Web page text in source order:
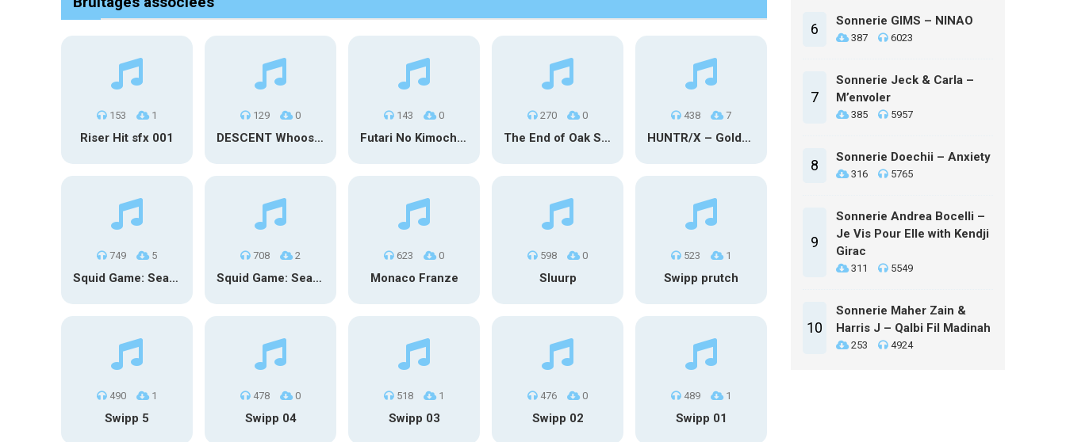
153 1
Riser Hit sfx 001
129 0
DESCENT Whoosh – Long
143 0
Futari No Kimochi (OST Inuyasha)
270 0
The End of Oak Street Trailer
438 7
HUNTR/X – Golden (Glowin’ Version)
749 5
Squid Game: Season 3 | Final Games
708 2
Squid Game: Season 3
623 0
Monaco Franze
598 0
Sluurp
523 1
Swipp prutch
490 1
Swipp 5
478 0
Swipp 04
518 1
Swipp 03
476 0
Swipp 02
489 1
Swipp 01
6 Sonnerie GIMS – NINAO
387 6023
7
Sonnerie Jeck & Carla –
M’envoler
385 5957
8 Sonnerie Doechii – Anxiety
316 5765
9
Sonnerie Andrea Bocelli –
Je Vis Pour Elle with Kendji
Girac
311 5549
10
Sonnerie Maher Zain &
Harris J – Qalbi Fil Madinah
253 4924